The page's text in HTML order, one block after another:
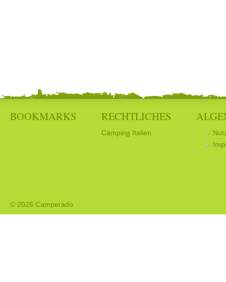
BOOKMARKS RECHTLICHES
Camping Italien
© 2026 Camperado